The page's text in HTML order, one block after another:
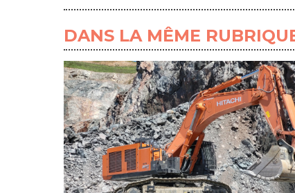
DANS LA MÊME